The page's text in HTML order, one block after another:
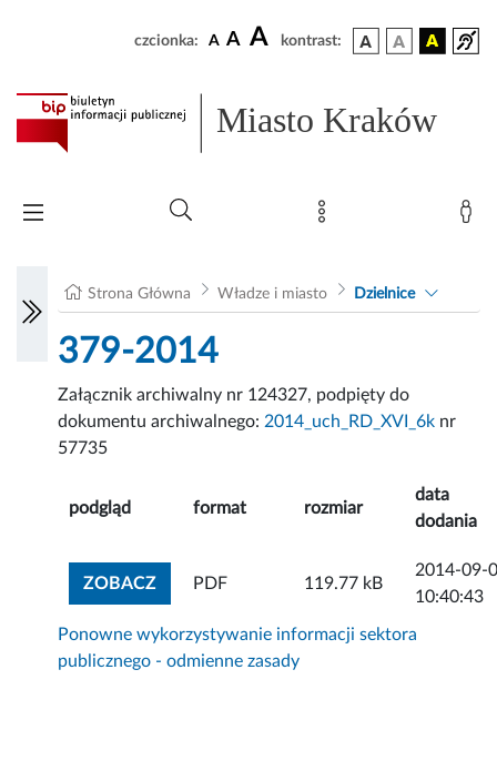
czcionka: A A A kontrast:
Miasto Kraków
Strona Główna Władze i miasto Dzielnice
379-2014
Załącznik archiwalny nr 124327, podpięty do
dokumentu archiwalnego: 2014_uch_RD_XVI_6k nr
57735
podgląd format rozmiar
data
dodania
ZOBACZZOBACZ ZAŁĄCZNIK
PDF 119.77 kB
2014-09-
10:40:43
Ponowne wykorzystywanie informacji sektora
publicznego - odmienne zasady